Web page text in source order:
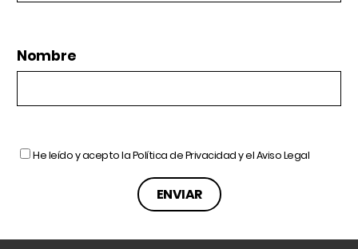
Nombre
He leído y acepto laPolítica de Privacidady elAviso Legal